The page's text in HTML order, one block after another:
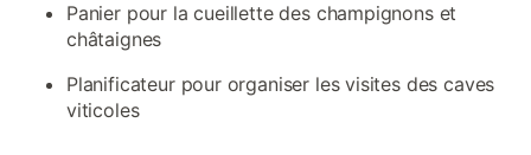
Panier pour la cueillette des champignons et
châtaignes
Planificateur pour organiser les visites des caves
viticoles